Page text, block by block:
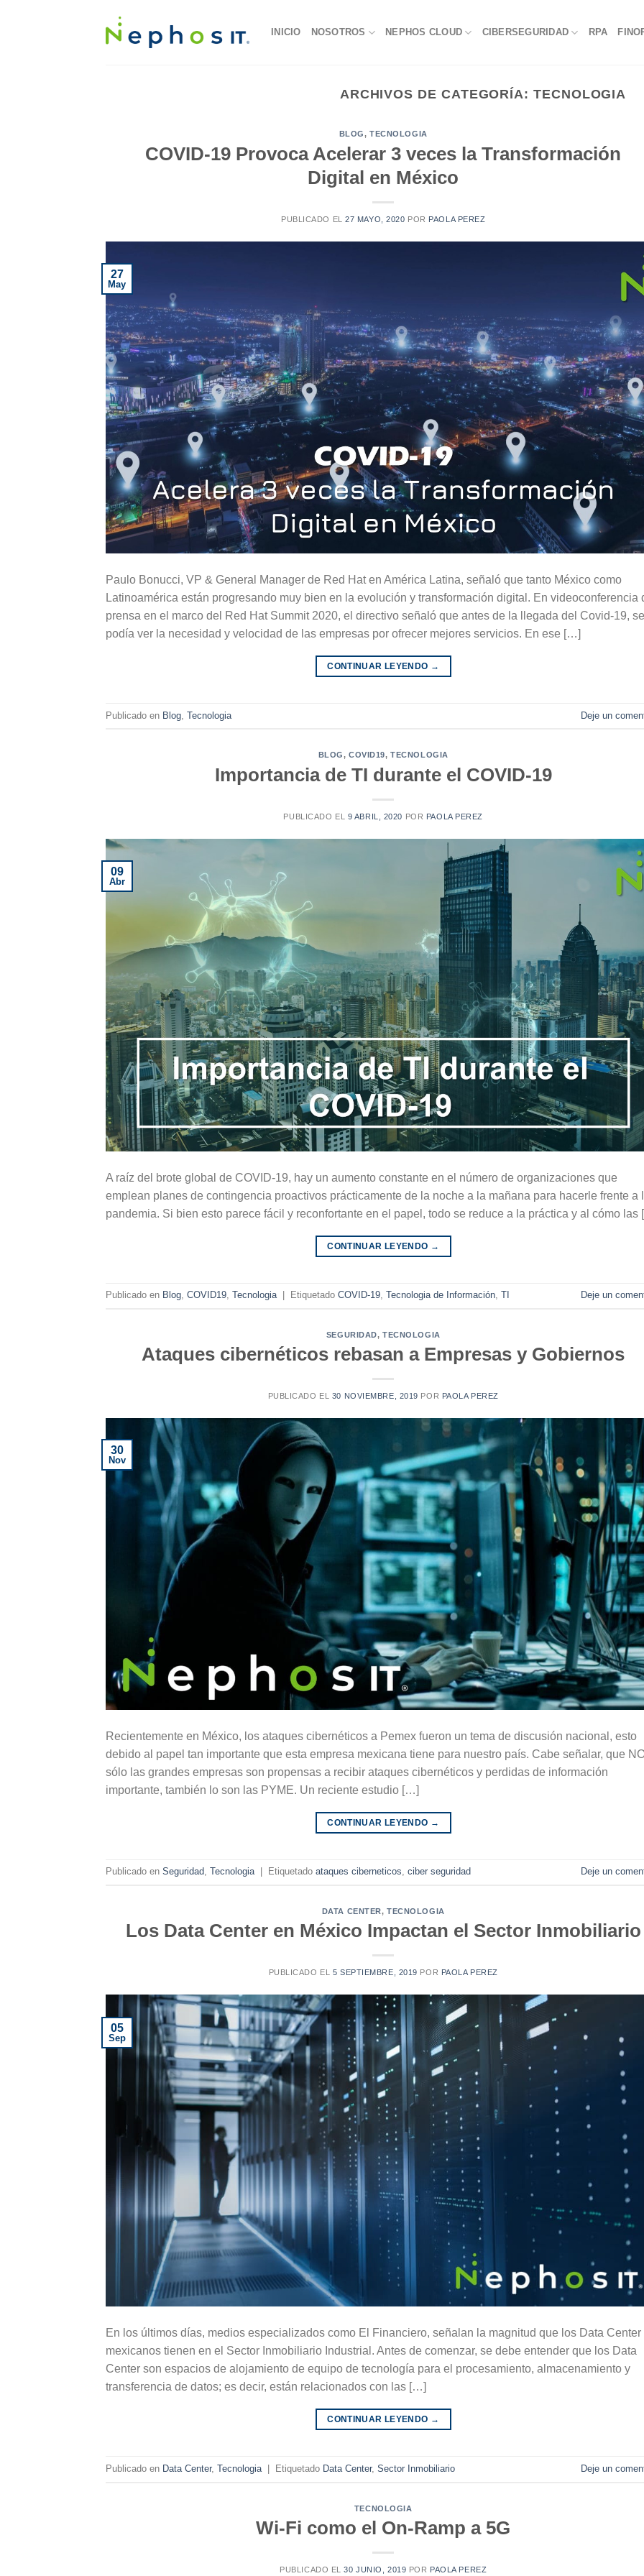
INICIO NOSOTROS NEPHOS CLOUD CIBERSEGURIDAD RPA
ARCHIVOS DE CATEGORÍA: TECNOLOGIA
BLOG,TECNOLOGIA
COVID-19 Provoca Acelerar 3 veces la Transformación
Digital en México
PUBLICADO EL27 MAYO, 2020 POR PAOLA PEREZ
27
May
Paulo Bonucci, VP & General Manager de Red Hat en América Latina, señaló que tanto México como
Latinoamérica están progresando muy bien en la evolución y transformación digital. En videoconferencia
prensa en el marco del Red Hat Summit 2020, el directivo señaló que antes de la llegada del Covid-19, se
podía ver la necesidad y velocidad de las empresas por ofrecer mejores servicios. En ese […]
CONTINUAR LEYENDO →
Publicado en Blog Tecnologia Deje un
BLOG,COVID19,TECNOLOGIA
Importancia de TI durante el COVID-19
PUBLICADO EL 9 ABRIL, 2020 POR PAOLA PEREZ
09
Abr
A raíz del brote global de COVID-19, hay un aumento constante en el número de organizaciones que
emplean planes de contingencia proactivos prácticamente de la noche a la mañana para hacerle frente a
pandemia. Si bien esto parece fácil y reconfortante en el papel, todo se reduce a la práctica y al cómo
CONTINUAR LEYENDO →
Publicado en Blog COVID19 Tecnologia Etiquetado COVID-19 Tecnologia de Información TI Deje un
SEGURIDAD,TECNOLOGIA
Ataques cibernéticos rebasan a Empresas y Gobiernos
PUBLICADO EL 30 NOVIEMBRE, 2019 POR PAOLA PEREZ
30
Nov
Recientemente en México, los ataques cibernéticos a Pemex fueron un tema de discusión nacional, esto
debido al papel tan importante que esta empresa mexicana tiene para nuestro país. Cabe señalar, que
sólo las grandes empresas son propensas a recibir ataques cibernéticos y perdidas de información
importante, también lo son las PYME. Un reciente estudio […]
CONTINUAR LEYENDO →
Publicado en Seguridad, Tecnologia Etiquetado ataques ciberneticos, ciber seguridad Deje un
DATA CENTER,TECNOLOGIA
Los Data Center en México Impactan el Sector Inmobiliario
PUBLICADO EL 5 SEPTIEMBRE, 2019 POR PAOLA PEREZ
05
Sep
En los últimos días, medios especializados como El Financiero, señalan la magnitud que los Data Center
mexicanos tienen en el Sector Inmobiliario Industrial. Antes de comenzar, se debe entender que los Data
Center son espacios de alojamiento de equipo de tecnología para el procesamiento, almacenamiento y
transferencia de datos; es decir, están relacionados con las […]
CONTINUAR LEYENDO →
Publicado en Data Center, Tecnologia Etiquetado Data Center, Sector Inmobiliario Deje un
TECNOLOGIA
Wi-Fi como el On-Ramp a 5G
PUBLICADO EL30 JUNIO, 2019 POR PAOLA PEREZ